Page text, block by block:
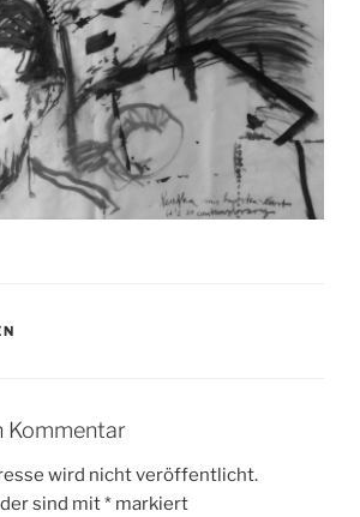
Kommentar
wird nicht veröffentlicht.
sind mit* markiert